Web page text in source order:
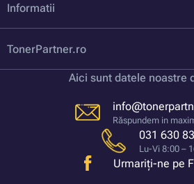
Informatii
TonerPartner.ro
Aici sunt datele noastre
Răspundem in
031 630
Lu-Vi 8:00 –
Urmariți-ne pe